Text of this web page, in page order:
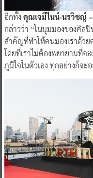
อีกทั้ง คุณเจมีไนน์-นรวิชญ์ –
กล่าวว่า “ในมุมมองของศิล
สำคัญที่ทำให้คนมองเราด้วย
โดยที่เราไม่ต้องพยายามที่จ
ภูมิใจในตัวเอง ทุกอย่างก็จะ